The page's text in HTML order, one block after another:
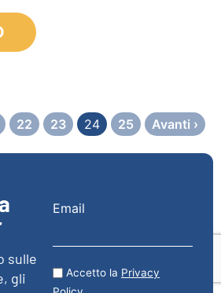
22 23 24 25 Avanti ›
sulle
gli
Email
Accetto la Privacy